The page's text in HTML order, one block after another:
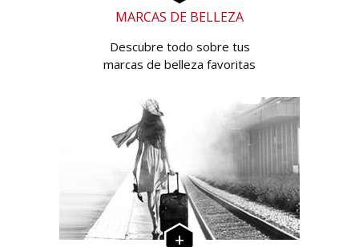
MARCAS DE BELLEZA
Descubre todo sobre tus
marcas de belleza favoritas